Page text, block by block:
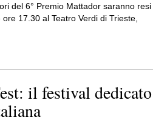
del 6° Premio Mattador saranno resi
17.30 al Teatro Verdi di Trieste,
il festival dedicato